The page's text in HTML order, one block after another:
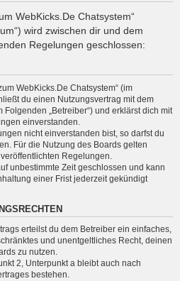
WebKicks.De Chatsystem“
wird zwischen dir und dem
Regelungen geschlossen:
WebKicks.De Chatsystem“ (im
du einen Nutzungsvertrag mit dem
Folgenden „Betreiber“) und erklärst dich mit
einverstanden.
nicht einverstanden bist, so darfst du
Für die Nutzung des Boards gelten
Regelungen.
unbestimmte Zeit geschlossen und kann
einer Frist jederzeit gekündigt
erteilst du dem Betreiber ein einfaches,
und unentgeltliches Recht, deinen
zu nutzen.
2, Unterpunkt a bleibt auch nach
bestehen.